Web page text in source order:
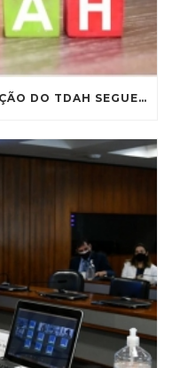
SEMANA DE CONSCIENTIZAÇÃO DO TDAH SEGUE PARA SANÇÃO